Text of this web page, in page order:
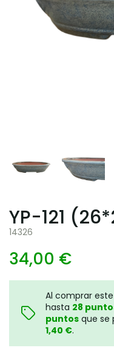
YP-121
14326
34,00 €
Al comprar
hasta 28
puntos que se
1,40 €.